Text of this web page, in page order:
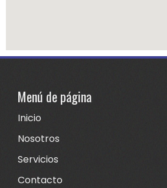
Menú de página
Inicio
Nosotros
Servicios
Contacto